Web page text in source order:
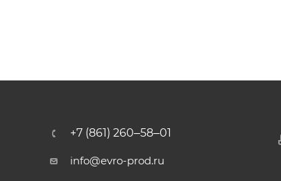
+7 (861) 260‒58‒01
info@evro-prod.ru